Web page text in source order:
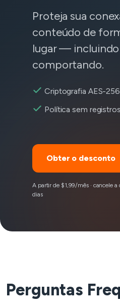
Proteja sua
conteúdo de
lugar — incluindo
comportando.
Criptografia AES-256
Política sem registros
Obter o desconto
A partir de $1,99/mês · cancele
dias
Perguntas